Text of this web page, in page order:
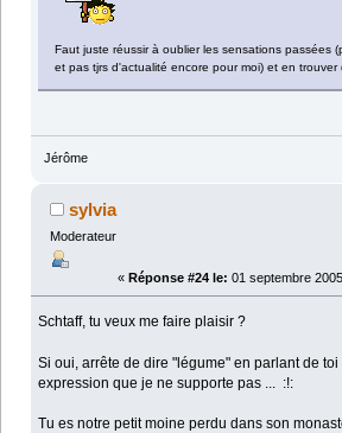
Faut juste réussir à oublier les sensations passées
et pas tjrs d'actualité encore pour moi) et en
Jérôme
sylvia
Moderateur
« Réponse #24 le: 01 septembre
Schtaff, tu veux me faire plaisir ?
Si oui, arrête de dire "légume" en parlant de
expression que je ne supporte pas ... :!:
Tu es notre petit moine perdu dans son